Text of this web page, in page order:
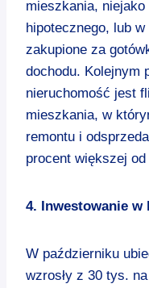
mieszkania,
hipotecznego, lub
zakupione za
dochodu. Kolejnym
nieruchomość jest
mieszkania, w
remontu i
procent większej
4. Inwestowanie w
W październiku
wzrosły z 30 tys.